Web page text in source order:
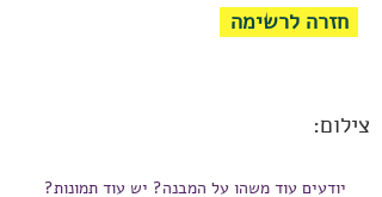
חזרה לרשימה
צילום:
יודעים עוד משהו על המבנה? יש עוד תמונות?